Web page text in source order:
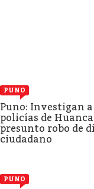
PUNO
Puno: Investigan
policías de
presunto robo de
ciudadano
PUNO